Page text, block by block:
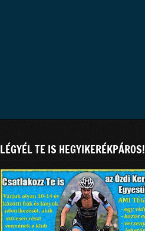
LÉGYÉL TE IS HEGYIKERÉKPÁROS!